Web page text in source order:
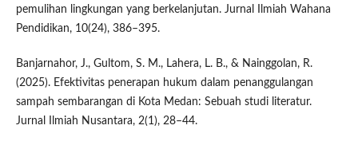
pemulihan lingkungan yang berkelanjutan. Jurnal Ilmiah Wahana
Pendidikan, 10(24), 386–395.
Banjarnahor, J., Gultom, S. M., Lahera, L. B., & Nainggolan, R.
(2025). Efektivitas penerapan hukum dalam penanggulangan
sampah sembarangan di Kota Medan: Sebuah studi literatur.
Jurnal Ilmiah Nusantara, 2(1), 28–44.